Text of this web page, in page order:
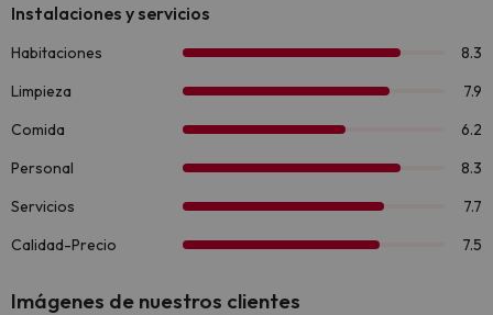
Imágenes de nuestros clientes